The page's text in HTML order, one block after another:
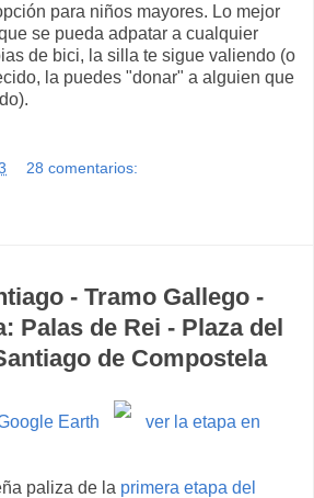
para niños mayores. Lo mejor
se pueda adpatar a cualquier
de bici, la silla te sigue valiendo (o
la puedes "donar" a alguien que
28 comentarios:
- Tramo Gallego -
Palas de Rei - Plaza del
de Compostela
Earth
ver la etapa en
paliza de la primera etapa del